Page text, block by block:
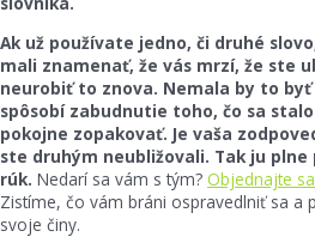
Ak už používate jedno, či druhé
mali znamenať, že vás mrzí, že ste
neurobiť to znova. Nemala by to
spôsobí zabudnutie toho, čo sa
pokojne zopakovať. Je vaša
ste druhým neubližovali. Tak ju
rúk. Nedarí sa vám s tým? Objednajte sa
Zistíme, čo vám bráni ospravedlniť sa a
svoje činy.